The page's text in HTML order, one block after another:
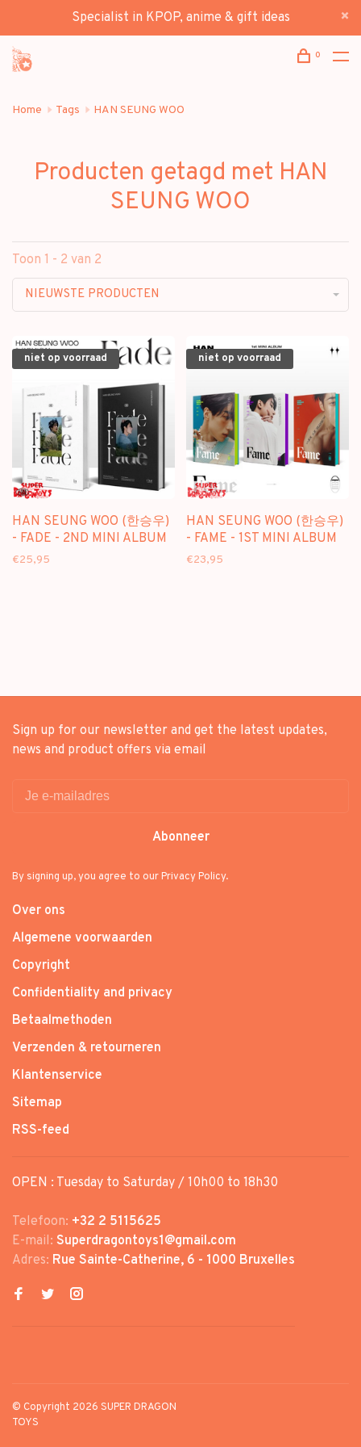
Specialist in KPOP, anime & gift ideas
0
Home Tags HAN SEUNG WOO
Producten getagd met HAN
SEUNG WOO
Toon 1 - 2 van 2
NIEUWSTE PRODUCTEN
niet op voorraad
HAN SEUNG WOO (한승우)
- FADE - 2ND MINI ALBUM
€25,95
niet op voorraad
HAN SEUNG WOO (한승우)
- FAME - 1ST MINI ALBUM
€23,95
Sign up for our newsletter and get the latest updates,
news and product offers via email
Abonneer
By signing up, you agree to our Privacy Policy.
Over ons
Algemene voorwaarden
Copyright
Confidentiality and privacy
Betaalmethoden
Verzenden & retourneren
Klantenservice
Sitemap
RSS-feed
OPEN : Tuesday to Saturday / 10h00 to 18h30
Telefoon: +32 2 5115625
E-mail: Superdragontoys1@gmail.com
Adres: Rue Sainte-Catherine, 6 - 1000 Bruxelles
© Copyright 2026 SUPER DRAGON
TOYS